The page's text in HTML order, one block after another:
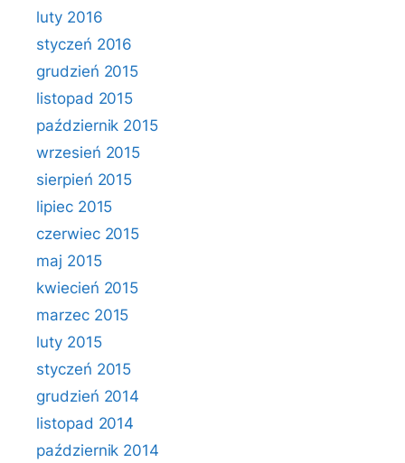
luty 2016
styczeń 2016
grudzień 2015
listopad 2015
październik 2015
wrzesień 2015
sierpień 2015
lipiec 2015
czerwiec 2015
maj 2015
kwiecień 2015
marzec 2015
luty 2015
styczeń 2015
grudzień 2014
listopad 2014
październik 2014